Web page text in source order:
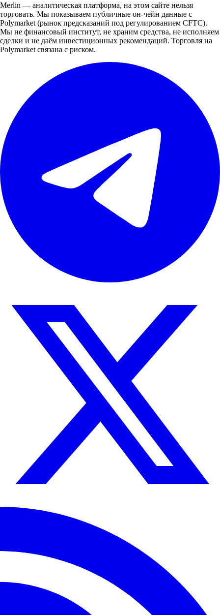
Merlin — аналитическая платформа, на этом сайте нельзя
торговать. Мы показываем публичные он-чейн данные с
Polymarket (рынок предсказаний под регулированием CFTC).
Мы не финансовый институт, не храним средства, не исполняем
сделки и не даём инвестиционных рекомендаций. Торговля на
Polymarket связана с риском.